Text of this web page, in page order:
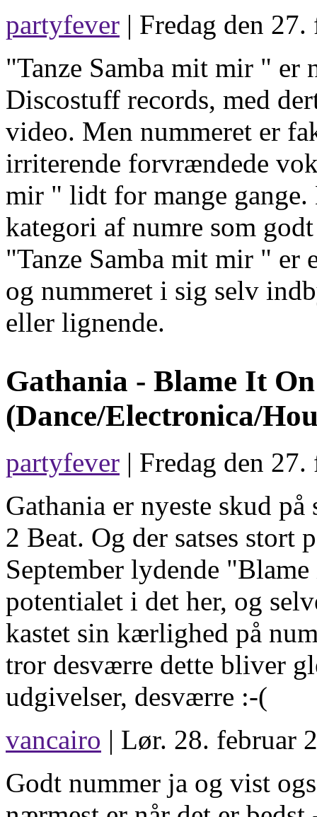
partyfever | Fredag den
"Tanze Samba mit mir " er
Discostuff records, med
video. Men nummeret er
irriterende forvrændede
mir " lidt for mange
kategori af numre som
"Tanze Samba mit mir " er
og nummeret i sig selv
eller lignende.
Gathania - Blame It
(Dance/Electronica/
partyfever | Fredag den
Gathania er nyeste skud
2 Beat. Og der satses stort
September lydende
potentialet i det her, og
kastet sin kærlighed på
tror desværre dette bliver
udgivelser, desværre :-(
vancairo | Lør. 28. februar
Godt nummer ja og vist